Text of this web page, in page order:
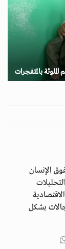
بالمتفجرات
الإنسان
بشكل